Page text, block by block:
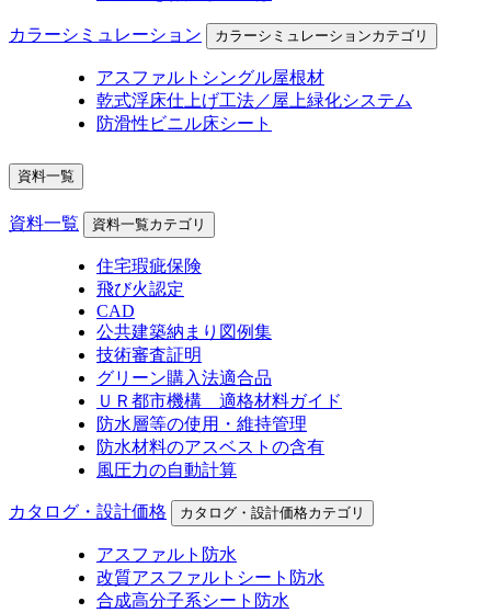
カラーシミュレーション カラーシミュレーションカテゴリ
アスファルトシングル屋根材
乾式浮床仕上げ工法／屋上緑化システム
防滑性ビニル床シート
資料一覧
資料一覧 資料一覧カテゴリ
住宅瑕疵保険
飛び火認定
CAD
公共建築納まり図例集
技術審査証明
グリーン購入法適合品
ＵＲ都市機構 適格材料ガイド
防水層等の使用・維持管理
防水材料のアスベストの含有
風圧力の自動計算
カタログ・設計価格 カタログ・設計価格カテゴリ
アスファルト防水
改質アスファルトシート防水
合成高分子系シート防水